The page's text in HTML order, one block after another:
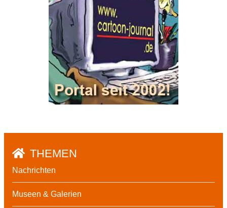
THEMEN
Nachrichten
Museen & Galerien